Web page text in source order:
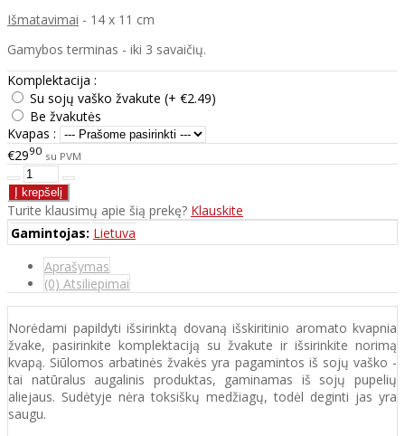
Išmatavimai - 14 x 11 cm
Gamybos terminas - iki 3 savaičių.
Komplektacija :
Su sojų vaško žvakute (+ €2.49)
Be žvakutės
Kvapas :
€2990 su PVM
Turite klausimų apie šią prekę? Klauskite
Gamintojas: Lietuva
Aprašymas
(0) Atsiliepimai
Norėdami papildyti išsirinktą dovaną išskiritinio aromato kvapnia
žvake, pasirinkite komplektaciją su žvakute ir išsirinkite norimą
kvapą. Siūlomos arbatinės žvakės yra pagamintos iš sojų vaško -
tai natūralus augalinis produktas, gaminamas iš sojų pupelių
aliejaus. Sudėtyje nėra toksiškų medžiagų, todėl deginti jas yra
saugu.